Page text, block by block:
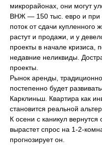
микрорайонах, они могут
ВНЖ — 150 тыс. евро и при
поток от сдачи купленного
растут и продажи, и у
проекты в начале кризиса,
недавние неликвиды.
проекты.
Рынок аренды,
постепенно будет
Карклиньш. Квартира как
становится реальной
К осени с каникул
вырастет спрос на 1-2-
прогнозирует он.